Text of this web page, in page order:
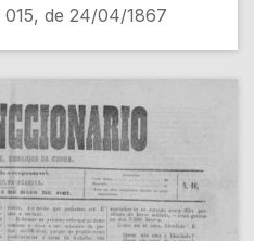
de 24/04/1867